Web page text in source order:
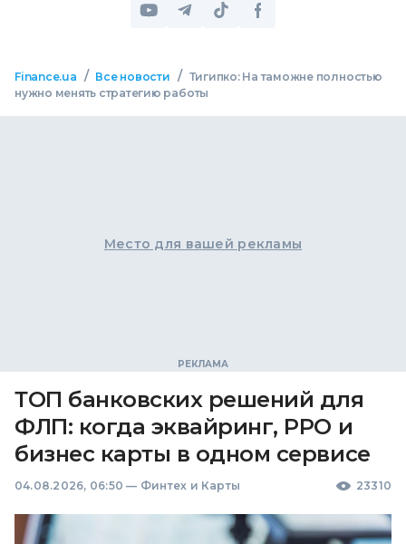
Finance.ua / Все новости / Тигипко: На таможне полностью
нужно менять стратегию работы
Место для вашей рекламы
ТОП банковских решений для
ФЛП: когда эквайринг, РРО и
бизнес карты в одном сервисе
04.08.2026, 06:50 — Финтех и Карты 23310